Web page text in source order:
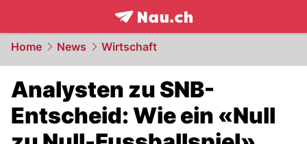
frontpage.NAU.ch
Home News Wirtschaft
Analysten zu SNB-
Entscheid: Wie ein «Null